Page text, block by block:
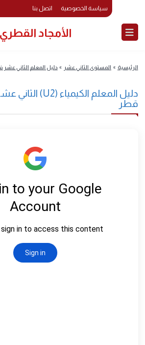
سياسة الخصوصية اتصل بنا
الأمجاد القطري
» المستوى الثاني عشر » دليل المعلم الثاني عشر ف1